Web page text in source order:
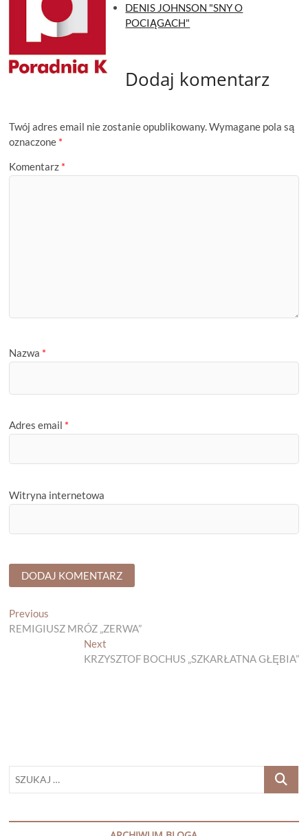
DENIS JOHNSON "SNY O
POCIĄGACH"
Dodaj komentarz
Twój adres email nie zostanie opublikowany.Wymagane pola są
oznaczone *
Komentarz *
Nazwa *
Adres email *
Witryna internetowa
Nawigacja
wpisu
Previous
post:
REMIGIUSZ MRÓZ „ZERWA”
NextNext
post:
KRZYSZTOF BOCHUS „SZKARŁATNA GŁĘBIA”
SZUKAJ